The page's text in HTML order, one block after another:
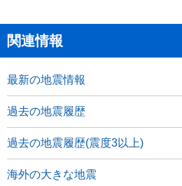
関連情報
最新の地震情報
過去の地震履歴
過去の地震履歴(震度3以上)
海外の大きな地震